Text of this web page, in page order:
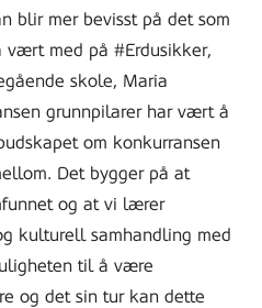
blir mer bevisst på det som
med på #Erdusikker,
skole, Maria
grunnpilarer har vært å
om konkurransen
Det bygger på at
og at vi lærer
kulturell samhandling med
til å være
og det sin tur kan dette